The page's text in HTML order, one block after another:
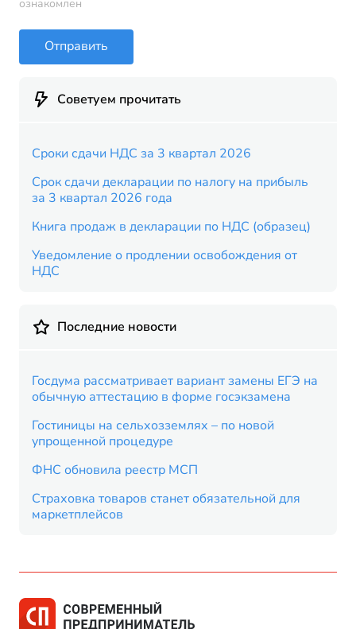
ознакомлен
Отправить
Советуем прочитать
Сроки сдачи НДС за 3 квартал 2026
Срок сдачи декларации по налогу на прибыль
за 3 квартал 2026 года
Книга продаж в декларации по НДС (образец)
Уведомление о продлении освобождения от
НДС
Последние новости
Госдума рассматривает вариант замены ЕГЭ на
обычную аттестацию в форме госэкзамена
Гостиницы на сельхозземлях – по новой
упрощенной процедуре
ФНС обновила реестр МСП
Страховка товаров станет обязательной для
маркетплейсов